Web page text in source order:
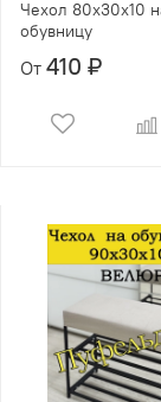
Чехол 80х30х10
обувницу
От 410 ₽